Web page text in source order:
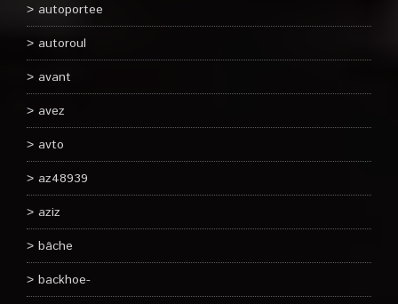
autoportee
autoroul
avant
avez
avto
az48939
aziz
bâche
backhoe-